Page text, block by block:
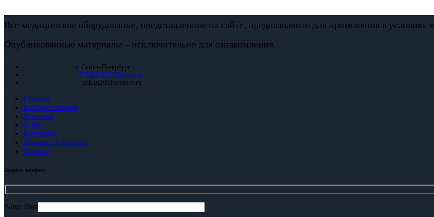
Все медицинское оборудование, представленное на сайте, предназначено для применения в
Опубликованные материалы – исключительно для ознакомления.
г. Санкт-Петербург
+79110211133 Евгений
zakaz@deltarezerv.ru
Главная
Каталог товаров
Новинки
О Нас
Контакты
Доставка и Оплата
Отзывы
Задать вопрос:
Ваше Имя